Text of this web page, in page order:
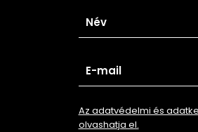
Az adatvédelmi és
olvashatja el.